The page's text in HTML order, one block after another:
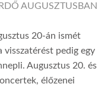
AUGUSZTUSBAN
20-án ismét
pedig egy
Augusztus 20. és
élőzenei